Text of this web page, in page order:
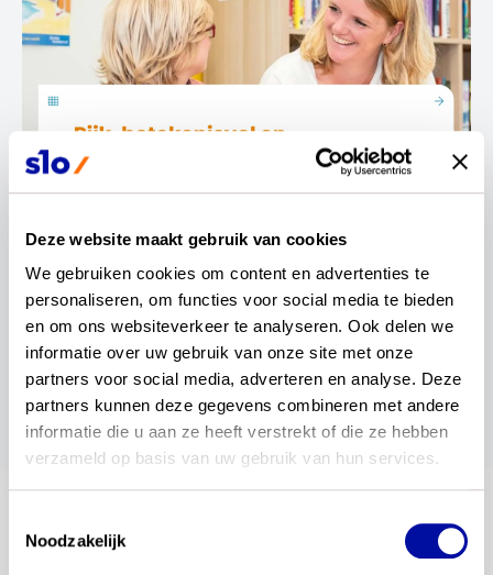
Deze website maakt gebruik van cookies
We gebruiken cookies om content en advertenties te
personaliseren, om functies voor social media te bieden
en om ons websiteverkeer te analyseren. Ook delen we
informatie over uw gebruik van onze site met onze
partners voor social media, adverteren en analyse. Deze
partners kunnen deze gegevens combineren met andere
informatie die u aan ze heeft verstrekt of die ze hebben
verzameld op basis van uw gebruik van hun services.
Noodzakelijk
wil je dit delen?